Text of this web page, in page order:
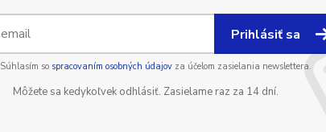
Prihlásiť sa
Súhlasím so spracovaním osobných údajovza účelom zasielania newslettera.
Môžete sa kedykoľvek odhlásiť. Zasielame raz za 14 dní.